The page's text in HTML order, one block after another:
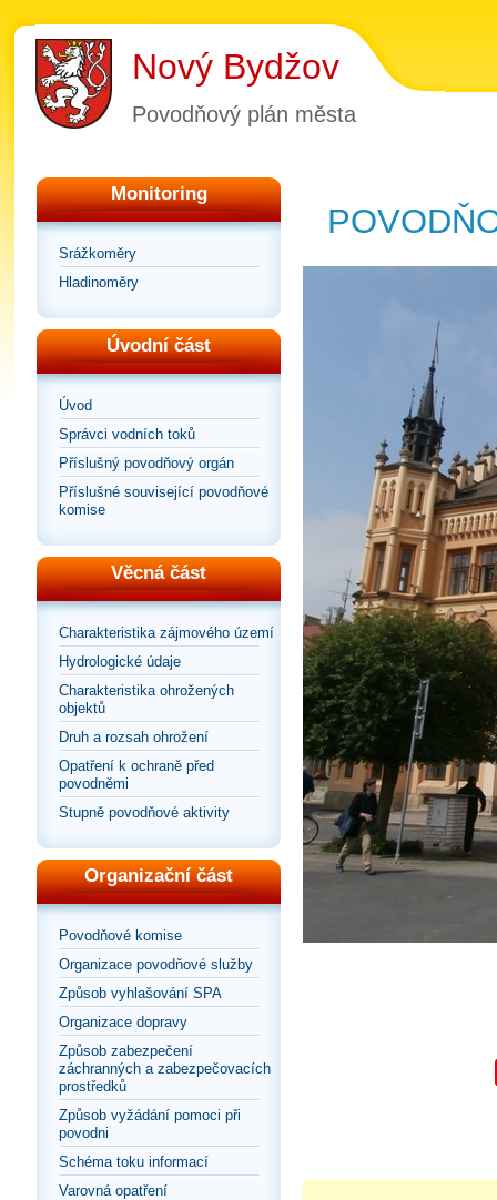
Nový Bydžov
Povodňový plán města
Monitoring
Srážkoměry
Hladinoměry
Úvodní část
Úvod
Správci vodních toků
Příslušný povodňový orgán
Příslušné související povodňové
komise
Věcná část
Charakteristika zájmového území
Hydrologické údaje
Charakteristika ohrožených
objektů
Druh a rozsah ohrožení
Opatření k ochraně před
povodněmi
Stupně povodňové aktivity
Organizační část
Povodňové komise
Organizace povodňové služby
Způsob vyhlašování SPA
Organizace dopravy
Způsob zabezpečení
záchranných a zabezpečovacích
prostředků
Způsob vyžádání pomoci při
povodni
Schéma toku informací
Varovná opatření